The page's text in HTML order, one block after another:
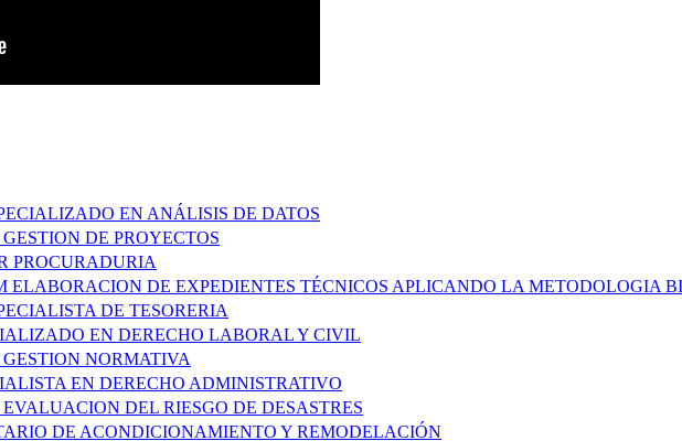
EN ANÁLISIS DE DATOS
DE PROYECTOS
PROCURADURIA
ELABORACION DE EXPEDIENTES TÉCNICOS APLICANDO LA METODOLOGIA
DE TESORERIA
EN DERECHO LABORAL Y CIVIL
NORMATIVA
EN DERECHO ADMINISTRATIVO
DEL RIESGO DE DESASTRES
DE ACONDICIONAMIENTO Y REMODELACIÓN